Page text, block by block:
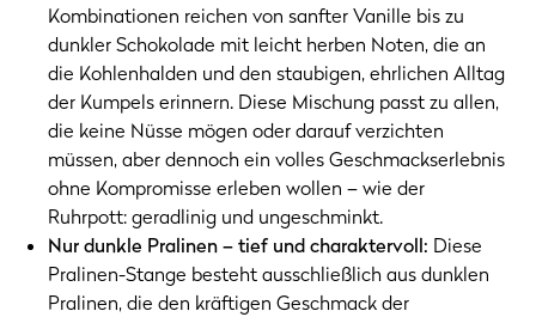
Kombinationen reichen von sanfter Vanille bis zu
dunkler Schokolade mit leicht herben Noten, die an
die Kohlenhalden und den staubigen, ehrlichen Alltag
der Kumpels erinnern. Diese Mischung passt zu allen,
die keine Nüsse mögen oder darauf verzichten
müssen, aber dennoch ein volles Geschmackserlebnis
ohne Kompromisse erleben wollen – wie der
Ruhrpott: geradlinig und ungeschminkt.
Nur dunkle Pralinen – tief und charaktervoll: Diese
Pralinen-Stange besteht ausschließlich aus dunklen
Pralinen, die den kräftigen Geschmack der